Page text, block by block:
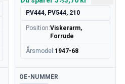
PV444, PV544, 210
Position:Viskerarm,
Forrude
Årsmodel :1947-68
Tilgængelig
OE-NUMMER